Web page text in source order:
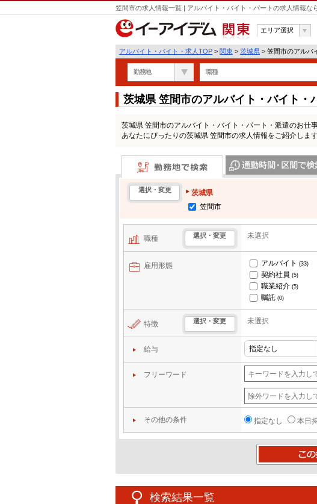
笠間市の求人情報一覧 | アルバイト・バイト・パートの求人情報な
関東
エリア選択
アルバイト・バイト・求人TOP > 関東 > 茨城県 > 笠間市のアルバ
勤務地 職種
茨城県 笠間市のアルバイト・バイト・
茨城県 笠間市のアルバイト・バイト・パート・派遣のお仕
あなたにぴったりの茨城県 笠間市の求人情報をご紹介します
勤務地で検索
選択・変更
茨城県
笠間市
職種 選択・変更 未選択
雇用形態 アルバイト (33)
契約社員 (5)
職業紹介 (5)
嘱託 (0)
特徴 選択・変更 未選択
給与
フリーワード
その他の条件 指定なし 本日
検索結果一覧